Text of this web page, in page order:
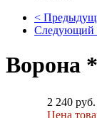
<
Следующий
Ворона *
2 240 руб.
Цена